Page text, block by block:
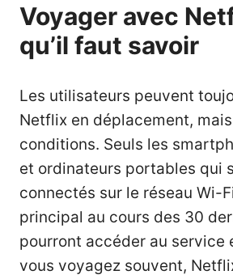
Voyager avec
qu’il faut savoir
Les utilisateurs peuvent
Netflix en déplacement,
conditions. Seuls les
et ordinateurs portables qui
connectés sur le réseau Wi-
principal au cours des 30
pourront accéder au service
vous voyagez souvent,